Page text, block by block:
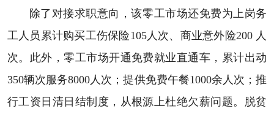
除了对接求职意向，该零工市场还免费为上岗务
工人员累计购买工伤保险105人次、商业意外险200 人
次。此外，零工市场开通免费就业直通车，累计出动
350辆次服务8000人次；提供免费午餐1000余人次；推
行工资日清日结制度，从根源上杜绝欠薪问题。脱贫